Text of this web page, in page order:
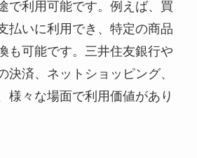
で利用可能です。例えば、買
払いに利用でき、特定の商品
も可能です。三井住友銀行や
決済、ネットショッピング、
様々な場面で利用価値があり